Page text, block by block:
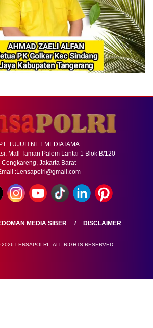
TUJUH NET MEDIATAMA
Mall Taman Palem Lantai 1 Blok B/120
Cengkareng, Jakarta Barat
:Lensapolri@gmail.com
MEDIA SIBER DISCLAIMER
LENSAPOLRI - ALL RIGHTS RESERVED